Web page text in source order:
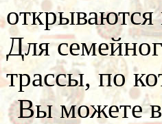
Для
трассы, по
Вы можете